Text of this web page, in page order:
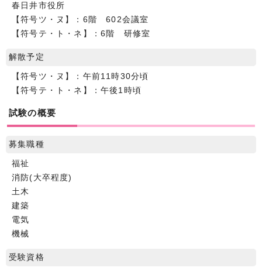
春日井市役所
【符号ツ・ヌ】：6階 602会議室
【符号テ・ト・ネ】：6階 研修室
解散予定
【符号ツ・ヌ】：午前11時30分頃
【符号テ・ト・ネ】：午後1時頃
試験の概要
募集職種
福祉
消防(大卒程度)
土木
建築
電気
機械
受験資格